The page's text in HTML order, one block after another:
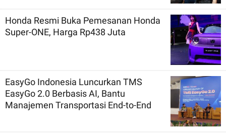
Honda Resmi Buka Pemesanan Honda
Super-ONE, Harga Rp438 Juta
EasyGo Indonesia Luncurkan TMS
EasyGo 2.0 Berbasis AI, Bantu
Manajemen Transportasi End-to-End